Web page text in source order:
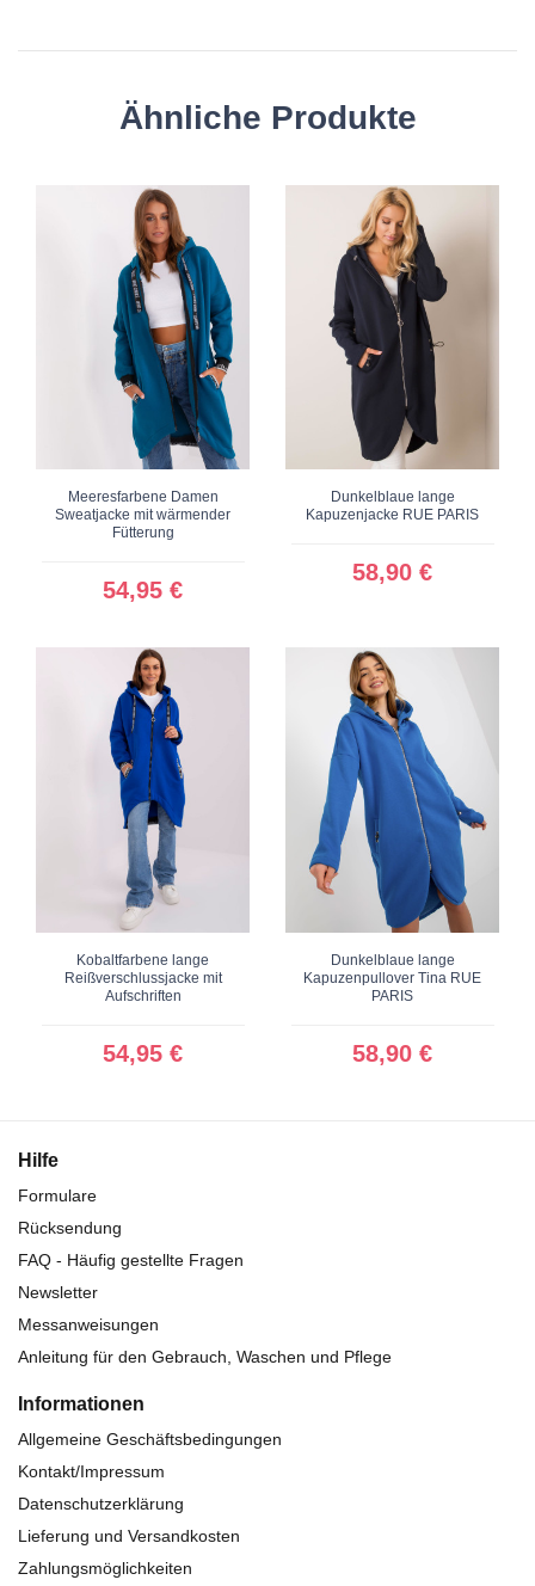
Ähnliche Produkte
Meeresfarbene Damen
Sweatjacke mit wärmender
Fütterung
54,95 €
Dunkelblaue lange
Kapuzenjacke RUE PARIS
58,90 €
Kobaltfarbene lange
Reißverschlussjacke mit
Aufschriften
54,95 €
Dunkelblaue lange
Kapuzenpullover Tina RUE
PARIS
58,90 €
Hilfe
Formulare
Rücksendung
FAQ - Häufig gestellte Fragen
Newsletter
Messanweisungen
Anleitung für den Gebrauch, Waschen und Pflege
Informationen
Allgemeine Geschäftsbedingungen
Kontakt/Impressum
Datenschutzerklärung
Lieferung und Versandkosten
Zahlungsmöglichkeiten